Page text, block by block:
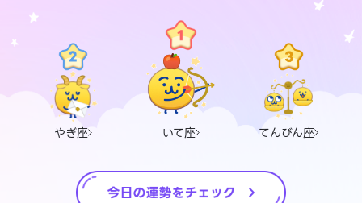
やぎ座 いて座 てんびん座